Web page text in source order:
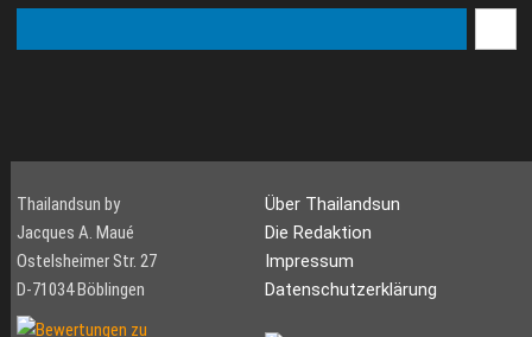
Thailandsun by
Jacques A. Maué
Ostelsheimer Str. 27
D-71034 Böblingen
Über Thailandsun
Die Redaktion
Impressum
Datenschutzerklärung